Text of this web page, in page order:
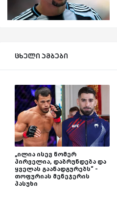
ცხელი ამბები
„ილია ისევ ნომერ
პირველია, დაბრუნდება და
ყველას გაანადგურებს“ -
თოფურიას მენეჯერის
პასუხი